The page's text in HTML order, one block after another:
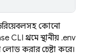
কোনো
প্রথমে স্থানীয় .env
করার চেষ্টা করে।